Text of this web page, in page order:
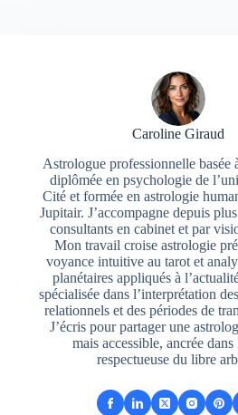
Caroline Giraud
Astrologue professionnelle basée
diplômée en psychologie de
Cité et formée en astrologie
Jupitair. J’accompagne depuis
consultants en cabinet et par
Mon travail croise astrologie
voyance intuitive au tarot et
planétaires appliqués à
spécialisée dans l’interprétation
relationnels et des périodes de
J’écris pour partager une
mais accessible, ancrée dans
respectueuse du libre